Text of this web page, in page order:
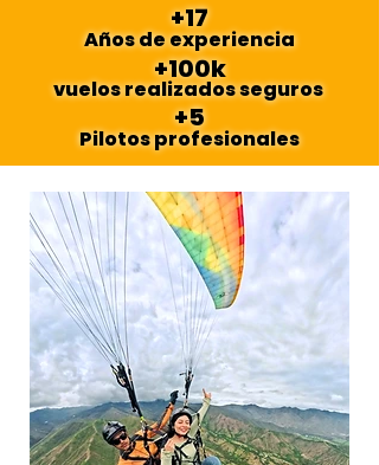
+17
Años de experiencia
+100k
vuelos realizados seguros
+5
Pilotos profesionales